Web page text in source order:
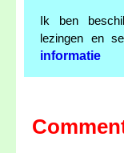
Ik ben
lezingen en
informatie